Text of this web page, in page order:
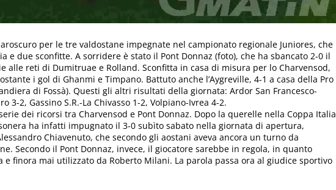
per le tre valdostane impegnate nel campionato regionale Juniores, che
e due sconfitte. A sorridere è stato il Pont Donnaz (foto), che ha sbancato 2-0 il
alle reti di Dumitruae e Rolland. Sconfitta in casa di misura per lo Charvensod,
i gol di Ghanmi e Timpano. Battuto anche l’Aygreville, 4-1 a casa della Pro
di Fossà). Questi gli altri risultati della giornata: Ardor San Francesco-
3-2, Gassino S.R.-La Chivasso 1-2, Volpiano-Ivrea 4-2.
dei ricorsi tra Charvensod e Pont Donnaz. Dopo la querelle nella Coppa Italia
ha infatti impugnato il 3-0 subìto sabato nella giornata di apertura,
Chiavenuto, che secondo gli aostani aveva ancora un turno da
Secondo il Pont Donnaz, invece, il giocatore sarebbe in regola, in quanto
finora mai utilizzato da Roberto Milani. La parola passa ora al giudice sportivo